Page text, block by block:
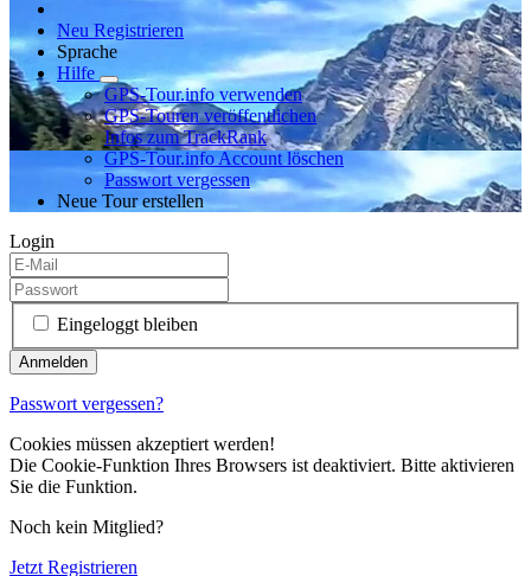
Neu Registrieren
Sprache
Hilfe
GPS-Tour.info verwenden
GPS-Touren veröffentlichen
Infos zum TrackRank
GPS-Tour.info Account löschen
Passwort vergessen
Neue Tour erstellen
Login
Eingeloggt bleiben
Passwort vergessen?
Cookies müssen akzeptiert werden!
Die Cookie-Funktion Ihres Browsers ist deaktiviert. Bitte aktivieren
Sie die Funktion.
Noch kein Mitglied?
Jetzt Registrieren